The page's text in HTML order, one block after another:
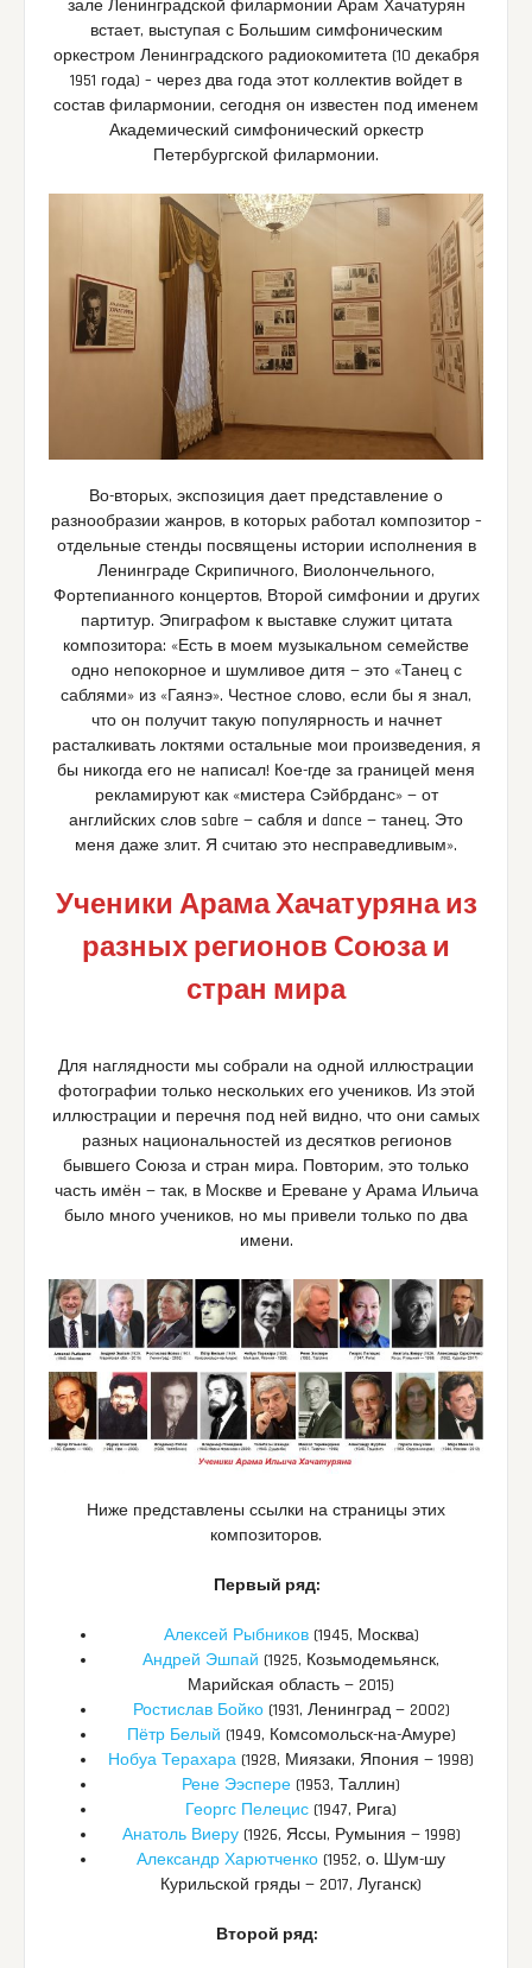
зале Ленинградской филармонии Арам Хачатурян
встает, выступая с Большим симфоническим
оркестром Ленинградского радиокомитета (10 декабря
1951 года) – через два года этот коллектив войдет в
состав филармонии, сегодня он известен под именем
Академический симфонический оркестр
Петербургской филармонии.
Во-вторых, экспозиция дает представление о
разнообразии жанров, в которых работал композитор –
отдельные стенды посвящены истории исполнения в
Ленинграде Скрипичного, Виолончельного,
Фортепианного концертов, Второй симфонии и других
партитур. Эпиграфом к выставке служит цитата
композитора: «Есть в моем музыкальном семействе
одно непокорное и шумливое дитя — это «Танец с
саблями» из «Гаянэ». Честное слово, если бы я знал,
что он получит такую популярность и начнет
расталкивать локтями остальные мои произведения, я
бы никогда его не написал! Кое-где за границей меня
рекламируют как «мистера Сэйбрданс» — от
английских слов sabre — сабля и dance — танец. Это
меня даже злит. Я считаю это несправедливым».
Ученики Арама Хачатуряна из
разных регионов Союза и
стран мира
Для наглядности мы собрали на одной иллюстрации
фотографии только нескольких его учеников. Из этой
иллюстрации и перечня под ней видно, что они самых
разных национальностей из десятков регионов
бывшего Союза и стран мира. Повторим, это только
часть имён — так, в Москве и Ереване у Арама Ильича
было много учеников, но мы привели только по два
имени.
Ниже представлены ссылки на страницы этих
композиторов.
Первый ряд:
Алексей Рыбников(1945, Москва)
Андрей Эшпай (1925, Козьмодемьянск,
Марийская область — 2015)
Ростислав Бойко(1931, Ленинград — 2002)
Пётр Белый (1949, Комсомольск-на-Амуре)
Нобуа Терахара (1928, Миязаки, Япония — 1998)
Рене Ээспере (1953, Таллин)
Георгс Пелецис (1947, Рига)
Анатоль Виеру(1926, Яссы, Румыния — 1998)
Александр Харютченко (1952, о. Шум-шу
Курильской гряды — 2017, Луганск)
Второй ряд: